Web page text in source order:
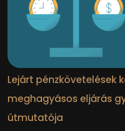
Lejárt pénzkövetelések
meghagyásos eljárás
útmutatója